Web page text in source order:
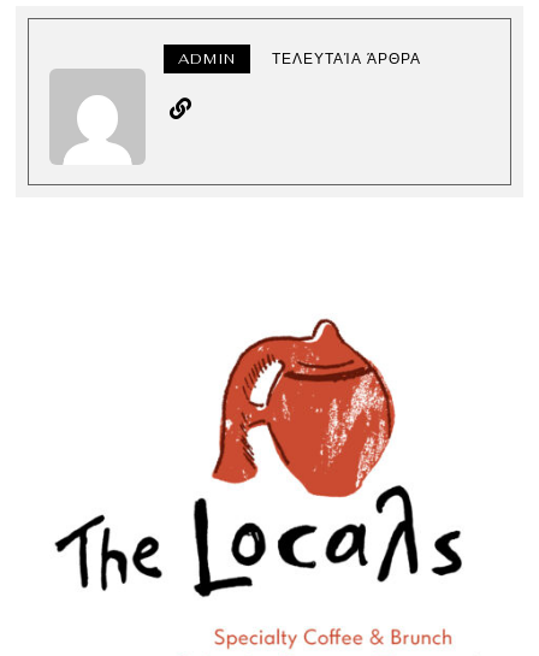
ADMIN ΤΕΛΕΥΤΑΊΑ ΆΡΘΡΑ